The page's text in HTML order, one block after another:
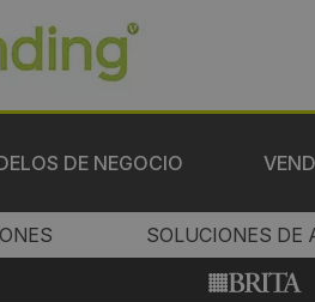
DE NEGOCIO
SOLUCIONES DE